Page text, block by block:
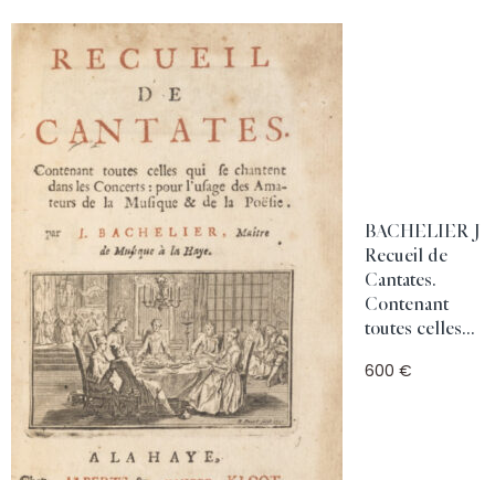
BACHELIER J
Recueil de
Cantates.
Contenant
toutes celles...
600 €